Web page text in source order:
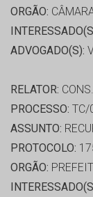
ORGÃO:
ADVOGADO(S):
RELATOR:
PROCESSO: TC/
ASSUNTO:
PROTOCOLO:
ORGÃO: